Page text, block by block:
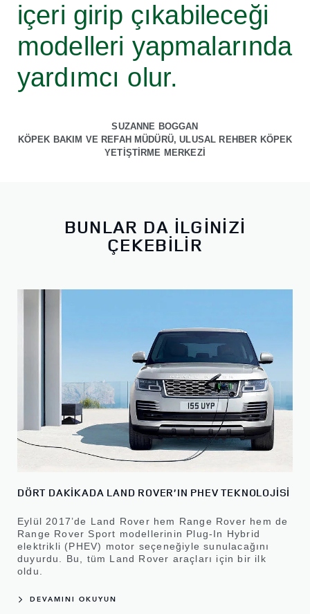
içeri girip çıkabileceği
modelleri yapmalarında
yardımcı olur.
SUZANNE BOGGAN
KÖPEK BAKIM VE REFAH MÜDÜRÜ, ULUSAL REHBER KÖPEK
YETİŞTİRME MERKEZİ
BUNLAR DA İLGİNİZİ
ÇEKEBİLİR
DÖRT DAKİKADA LAND ROVER’IN PHEV TEKNOLOJİSİ
Eylül 2017’de Land Rover hem Range Rover hem de
Range Rover Sport modellerinin Plug-In Hybrid
elektrikli (PHEV) motor seçeneğiyle sunulacağını
duyurdu. Bu, tüm Land Rover araçları için bir ilk
oldu.
DEVAMINI OKUYUN